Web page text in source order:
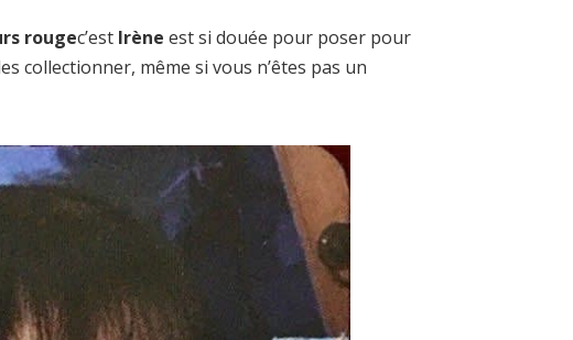
rougec’est Irène est si douée pour poser pour
collectionner, même si vous n’êtes pas un